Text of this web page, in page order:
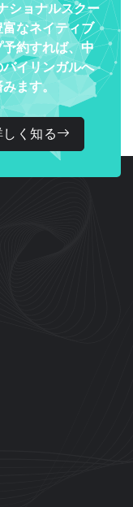
ショナルスクー
なネイティブ
約すれば、中
イリンガルへ
ます。
く知る